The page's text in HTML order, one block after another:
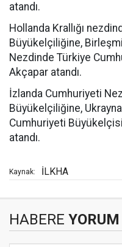
atandı.
Hollanda Krallığı
Büyükelçiliğine,
Nezdinde Türkiye
Akçapar atandı.
İzlanda Cumhuriyeti
Büyükelçiliğine,
Cumhuriyeti
atandı.
Kaynak: İLKHA
HABERE